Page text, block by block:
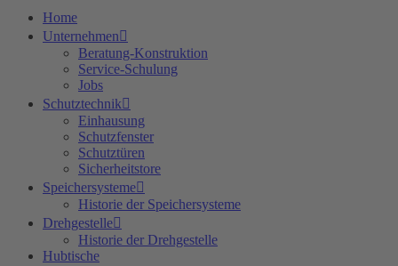
Home
Unternehmen
Beratung-Konstruktion
Service-Schulung
Jobs
Schutztechnik
Einhausung
Schutzfenster
Schutztüren
Sicherheitstore
Speichersysteme
Historie der Speichersysteme
Drehgestelle
Historie der Drehgestelle
Hubtische